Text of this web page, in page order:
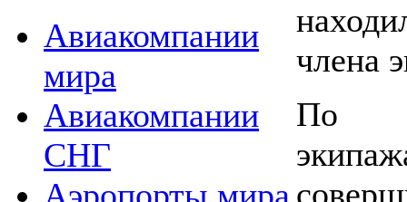
Авиакомпании
мира
Авиакомпании
СНГ
члена
По